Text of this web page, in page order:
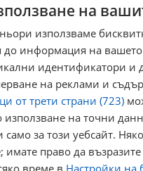
се качвах на Пирин в
1
най-добре се държи
15 Коментари: 3
гей парад
на
използваме
до информация на
идентификатори и
на реклами и
от трети страни (723)
на точни
за този уебсайт.
имате право да възразите